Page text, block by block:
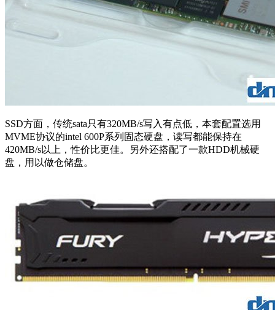
SSD方面，传统sata只有320MB/s写入有点低，本套配置选用
MVME协议的intel 600P系列固态硬盘，读写都能保持在
420MB/s以上，性价比更佳。另外还搭配了一款HDD机械硬
盘，用以做仓储盘。